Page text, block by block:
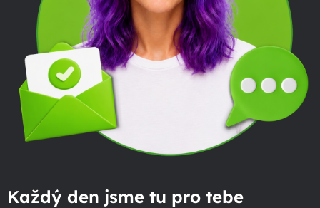
Každý den jsme tu pro tebe